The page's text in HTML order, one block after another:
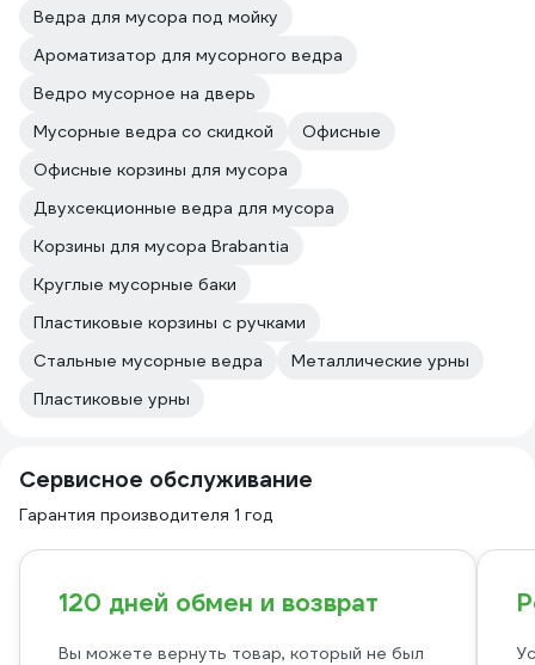
Ведра для мусора под мойку
Ароматизатор для мусорного ведра
Ведро мусорное на дверь
Мусорные ведра со скидкой
Офисные
Офисные корзины для мусора
Двухсекционные ведра для мусора
Корзины для мусора Brabantia
Круглые мусорные баки
Пластиковые корзины с ручками
Стальные мусорные ведра
Металлические урны
Пластиковые урны
Сервисное обслуживание
Гарантия производителя 1 год
120 дней обмен и возврат
Вы можете вернуть товар, который не был